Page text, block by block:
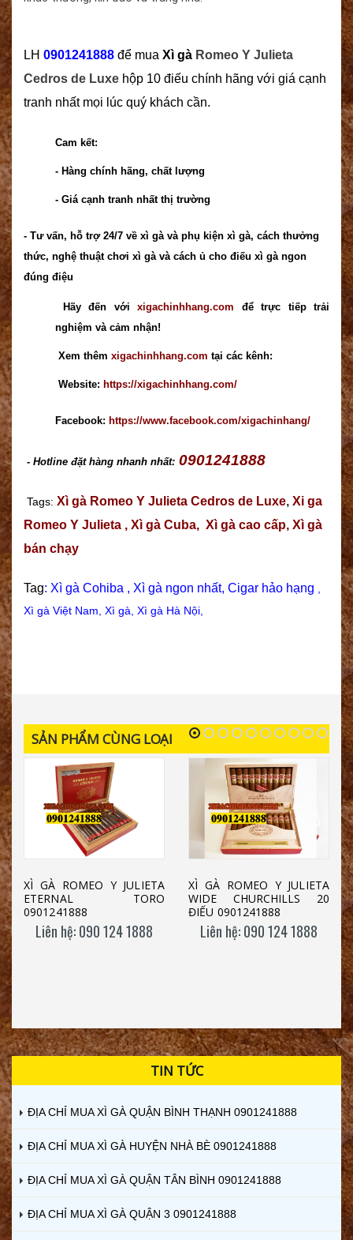
LH 0901241888 để mua Xì gà Romeo Y Julieta
Cedros de Luxe hộp 10 điếu chính hãng với giá cạnh
tranh nhất mọi lúc quý khách cần.
Cam kết:
- Hàng chính hãng, chất lượng
- Giá cạnh tranh nhất thị trường
- Tư vấn, hỗ trợ 24/7 về xì gà và phụ kiện xì gà, cách thưởng
thức, nghệ thuật chơi xì gà và cách ủ cho điếu xì gà ngon
đúng điệu
Hãy đến với xigachinhhang.com để trực tiếp trải
nghiệm và cảm nhận!
Xem thêm xigachinhhang.com tại các kênh:
Website: https://xigachinhhang.com/
Facebook: https://www.facebook.com/xigachinhang/
- Hotline đặt hàng nhanh nhất: 0901241888
Tags: Xì gà Romeo Y Julieta Cedros de Luxe, Xi ga
Romeo Y Julieta , Xì gà Cuba, Xì gà cao cấp, Xì gà
bán chạy
Tag: Xì gà Cohiba , Xì gà ngon nhất, Cigar hảo hạng ,
Xì gà Việt Nam, Xì gà, Xì gà Hà Nội,
SẢN PHẨM CÙNG LOẠI
XÌ GÀ ROMEO Y JULIETA
ETERNAL TORO
0901241888
Liên hệ: 090 124 1888
XÌ GÀ ROMEO Y JULIETA
WIDE CHURCHILLS 20
ĐIẾU 0901241888
Liên hệ: 090 124 1888
TIN TỨC
ĐỊA CHỈ MUA XÌ GÀ QUẬN BÌNH THẠNH 0901241888
ĐỊA CHỈ MUA XÌ GÀ HUYỆN NHÀ BÈ 0901241888
ĐỊA CHỈ MUA XÌ GÀ QUẬN TÂN BÌNH 0901241888
ĐỊA CHỈ MUA XÌ GÀ QUẬN 3 0901241888